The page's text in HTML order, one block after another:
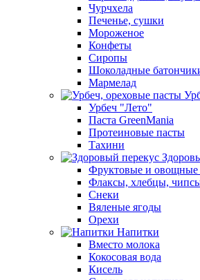
Чурчхела
Печенье, сушки
Мороженое
Конфеты
Сиропы
Шоколадные
Мармелад
Урбеч "Лето"
Паста GreenMania
Протеиновые пасты
Тахини
Фруктовые и
Флаксы, хлебцы,
Снеки
Вяленые ягоды
Орехи
Напитки
Вместо молока
Кокосовая вода
Кисель